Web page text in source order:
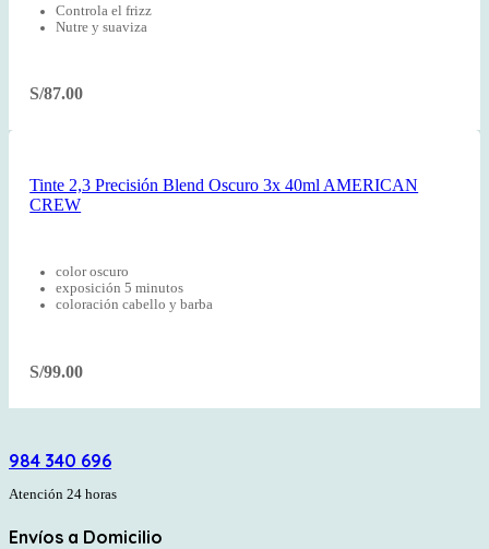
Controla el frizz
Nutre y suaviza
S/87.00
Tinte 2,3 Precisión Blend Oscuro 3x 40ml AMERICAN
CREW
color oscuro
exposición 5 minutos
coloración cabello y barba
S/99.00
984 340 696
Atención 24 horas
Envíos a Domicilio